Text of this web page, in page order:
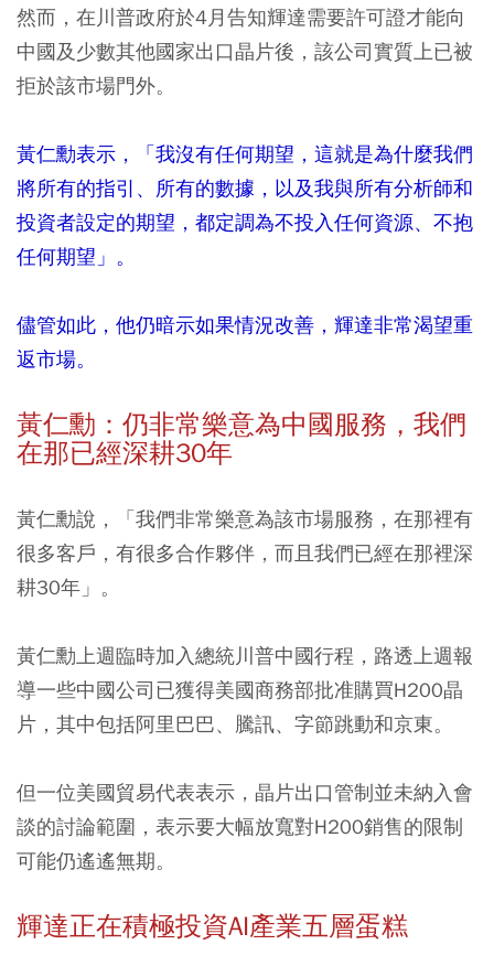
然而，在川普政府於4月告知輝達需要許可證才能向
中國及少數其他國家出口晶片後，該公司實質上已被
拒於該市場門外。
黃仁勳表示，「我沒有任何期望，這就是為什麼我們
將所有的指引、所有的數據，以及我與所有分析師和
投資者設定的期望，都定調為不投入任何資源、不抱
任何期望」。
儘管如此，他仍暗示如果情況改善，輝達非常渴望重
返市場。
黃仁勳：仍非常樂意為中國服務，我們
在那已經深耕30年
黃仁勳說，「我們非常樂意為該市場服務，在那裡有
很多客戶，有很多合作夥伴，而且我們已經在那裡深
耕30年」。
黃仁勳上週臨時加入總統川普中國行程，路透上週報
導一些中國公司已獲得美國商務部批准購買H200晶
片，其中包括阿里巴巴、騰訊、字節跳動和京東。
但一位美國貿易代表表示，晶片出口管制並未納入會
談的討論範圍，表示要大幅放寬對H200銷售的限制
可能仍遙遙無期。
輝達正在積極投資AI產業五層蛋糕